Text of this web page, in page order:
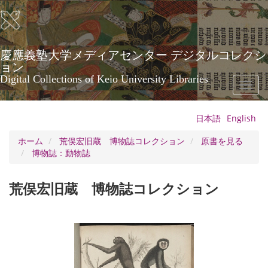
メ
イ
ン
コ
ン
テ
ン
ツ
に
慶應義塾大学メディアセンター デジタルコレクシ
ョン
Digital Collections of Keio University Libraries
Toggle
日本語 English
ホーム
荒俣宏旧蔵 博物誌コレクション
原書を見る
博物誌：動物誌
荒俣宏旧蔵 博物誌コレクション